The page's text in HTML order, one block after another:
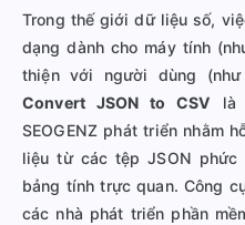
Trong thế giới dữ liệu số,
dạng dành cho máy tính
thiện với người dùng
Convert JSON to CSV là
SEOGENZ phát triển nhằm
liệu từ các tệp JSON
bảng tính trực quan. Công
các nhà phát triển phần